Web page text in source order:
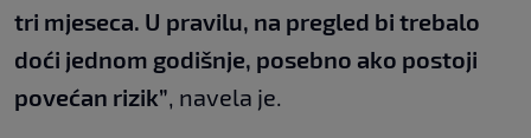
tri mjeseca. U pravilu, na pregled bi trebalo
doći jednom godišnje, posebno ako postoji
povećan rizik”, navela je.